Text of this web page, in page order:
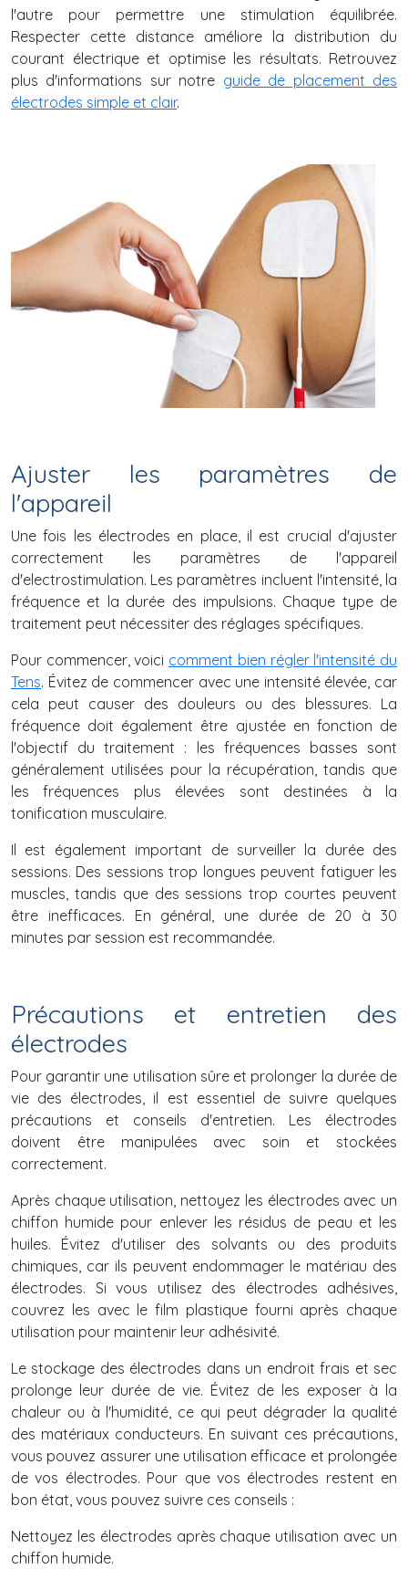
l'autre pour permettre une stimulation équilibrée.
Respecter cette distance améliore la distribution du
courant électrique et optimise les résultats. Retrouvez
plus d'informations sur notre guide de placement des
électrodes simple et clair.
Ajuster les paramètres de
l'appareil
Une fois les électrodes en place, il est crucial d'ajuster
correctement les paramètres de l'appareil
d'electrostimulation. Les paramètres incluent l'intensité, la
fréquence et la durée des impulsions. Chaque type de
traitement peut nécessiter des réglages spécifiques.
Pour commencer, voici comment bien régler l'intensité du
Tens. Évitez de commencer avec une intensité élevée, car
cela peut causer des douleurs ou des blessures. La
fréquence doit également être ajustée en fonction de
l'objectif du traitement : les fréquences basses sont
généralement utilisées pour la récupération, tandis que
les fréquences plus élevées sont destinées à la
tonification musculaire.
Il est également important de surveiller la durée des
sessions. Des sessions trop longues peuvent fatiguer les
muscles, tandis que des sessions trop courtes peuvent
être inefficaces. En général, une durée de 20 à 30
minutes par session est recommandée.
Précautions et entretien des
électrodes
Pour garantir une utilisation sûre et prolonger la durée de
vie des électrodes, il est essentiel de suivre quelques
précautions et conseils d'entretien. Les électrodes
doivent être manipulées avec soin et stockées
correctement.
Après chaque utilisation, nettoyez les électrodes avec un
chiffon humide pour enlever les résidus de peau et les
huiles. Évitez d'utiliser des solvants ou des produits
chimiques, car ils peuvent endommager le matériau des
électrodes. Si vous utilisez des électrodes adhésives,
couvrez les avec le film plastique fourni après chaque
utilisation pour maintenir leur adhésivité.
Le stockage des électrodes dans un endroit frais et sec
prolonge leur durée de vie. Évitez de les exposer à la
chaleur ou à l'humidité, ce qui peut dégrader la qualité
des matériaux conducteurs. En suivant ces précautions,
vous pouvez assurer une utilisation efficace et prolongée
de vos électrodes. Pour que vos électrodes restent en
bon état, vous pouvez suivre ces conseils :
Nettoyez les électrodes après chaque utilisation avec un
chiffon humide.